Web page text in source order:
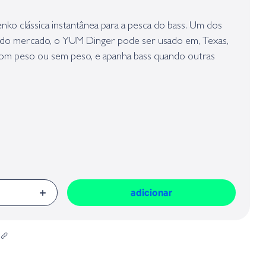
clássica instantânea para a pesca do bass. Um dos
mercado, o YUM Dinger pode ser usado em, Texas,
peso ou sem peso, e apanha bass quando outras
de vinil macio apresenta uma ação realista muito sutil
exclusivo que oferece melhores conexões e são
semelhantes - para que você obtenha mais
outra.
adicionar